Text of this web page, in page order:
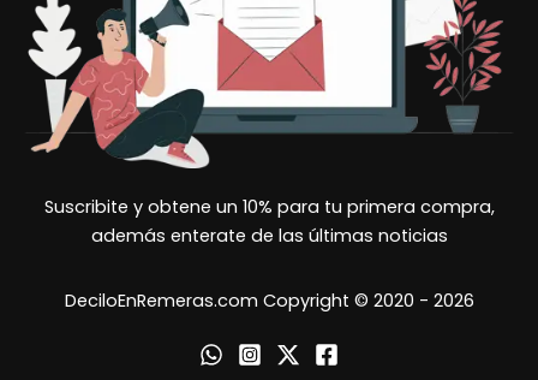
Suscribite y obtene un 10% para tu primera compra,
además enterate de las últimas noticias
DeciloEnRemeras.com Copyright © 2020 - 2026